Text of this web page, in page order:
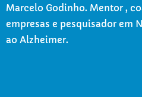
Marcelo Godinho. Mentor ,
empresas e pesquisador em
ao Alzheimer.